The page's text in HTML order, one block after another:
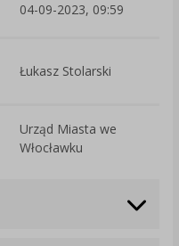
04-09-2023, 09:59
Łukasz Stolarski
Urząd Miasta we
Włocławku